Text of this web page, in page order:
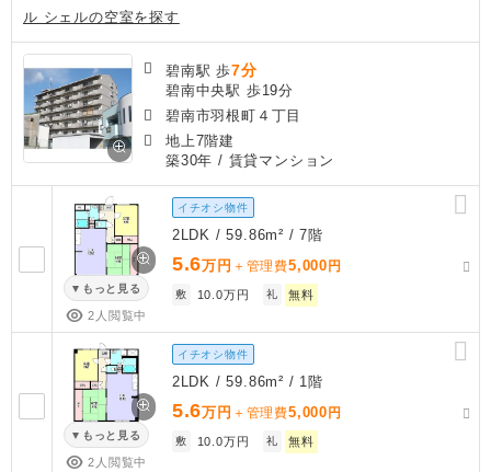
ル シェルの空室を探す
碧南駅 歩7分
碧南中央駅 歩19分
碧南市羽根町４丁目
地上7階建
築30年 / 賃貸マンション
もっと見る
2人閲覧中
イチオシ物件
2LDK / 59.86m² / 7階
5.6万円 ＋管理費5,000 円
敷 10.0万円 礼 無料
もっと見る
2人閲覧中
イチオシ物件
2LDK / 59.86m² / 1階
5.6万円 ＋管理費5,000 円
敷 10.0万円 礼 無料